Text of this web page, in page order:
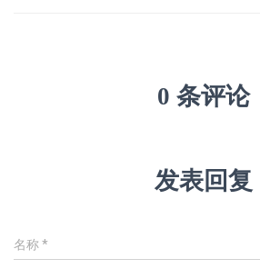
0 条评论
发表回复
名称*